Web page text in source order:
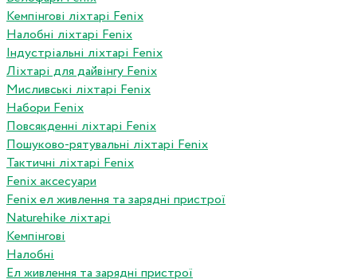
Кемпінгові ліхтарі Fenix
Налобні ліхтарі Fenix
Індустріальні ліхтарі Fenix
Ліхтарі для дайвінгу Fenix
Мисливські ліхтарі Fenix
Набори Fenix
Повсякденні ліхтарі Fenix
Пошуково-рятувальні ліхтарі Fenix
Тактичні ліхтарі Fenix
Fenix аксесуари
Fenix ел живлення та зарядні пристрої
Naturehike ліхтарі
Кемпінгові
Налобні
Ел живлення та зарядні пристрої